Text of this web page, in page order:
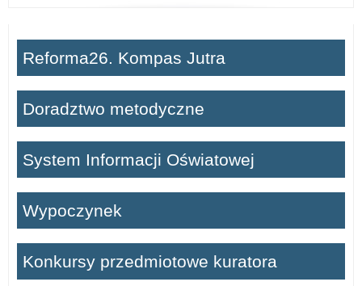
Reforma26. Kompas Jutra
Doradztwo metodyczne
System Informacji Oświatowej
Wypoczynek
Konkursy przedmiotowe kuratora